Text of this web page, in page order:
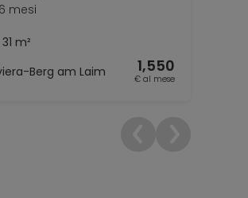
mesi
31 m²
Berg am Laim
1,550
€ al mese